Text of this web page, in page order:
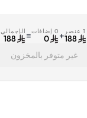
1 عنصر
188
+ 0 إضافات
0
= الإجمالي
188
غير متوفر بالمخزون